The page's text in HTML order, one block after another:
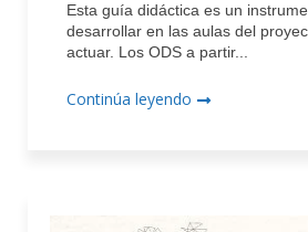
Esta guía didáctica es un
desarrollar en las aulas del
actuar. Los ODS a partir...
Continúa leyendo